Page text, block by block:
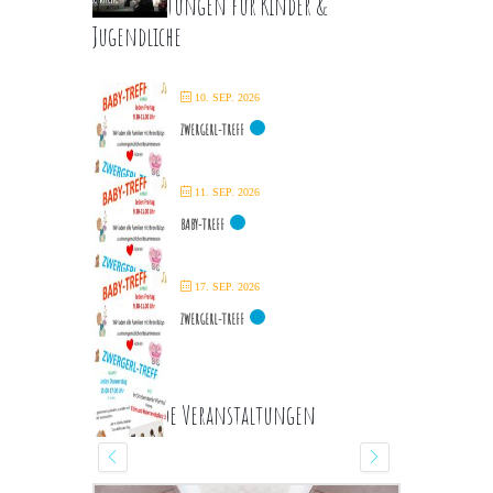
Jugendliche
10. SEP. 2026
ZWERGERL-TREFF
11. SEP. 2026
BABY-TREFF
17. SEP. 2026
ZWERGERL-TREFF
Kommende Veranstaltungen